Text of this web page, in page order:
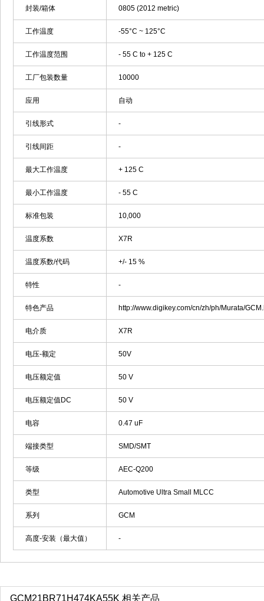
封装/箱体 0805 (2012 metric)
工作温度 -55°C ~ 125°C
工作温度范围 - 55 C to + 125 C
工厂包装数量 10000
应用 自动
引线形式 -
引线间距 -
最大工作温度 + 125 C
最小工作温度 - 55 C
标准包装 10,000
温度系数 X7R
温度系数/代码 +/- 15 %
特性 -
特色产品 http://www.digikey.com/cn/zh/ph/Murata/
电介质 X7R
电压-额定 50V
电压额定值 50 V
电压额定值DC 50 V
电容 0.47 uF
端接类型 SMD/SMT
等级 AEC-Q200
类型 Automotive Ultra Small MLCC
系列 GCM
高度-安装（最大值） -
GCM21BR71H474KA55K 相关产品